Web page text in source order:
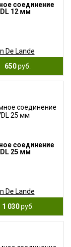
соединение
12 мм
De Lande
650руб.
соединение
25 мм
De Lande
1 030руб.